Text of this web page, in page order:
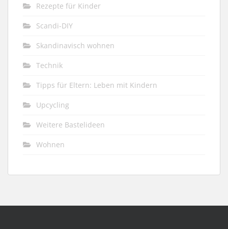
Rezepte für Kinder
Scandi-DIY
Skandinavisch wohnen
Technik
Tipps für Eltern: Leben mit Kindern
Upcycling
Weitere Bastelideen
Wohnen